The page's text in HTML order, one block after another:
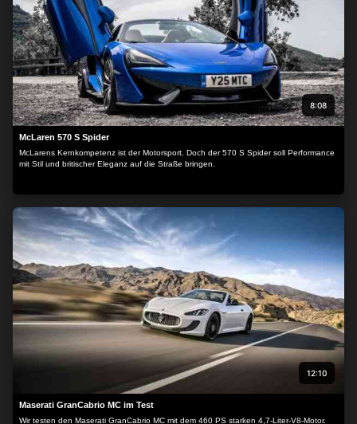
8:08
McLaren 570 S Spider
McLarens Kernkompetenz ist der Motorsport. Doch der 570 S Spider soll Performance
mit Stil und britischer Eleganz auf die Straße bringen.
12:10
Maserati GranCabrio MC im Test
Wir testen den Maserati GranCabrio MC mit dem 460 PS starken 4,7-Liter-V8-Motor.